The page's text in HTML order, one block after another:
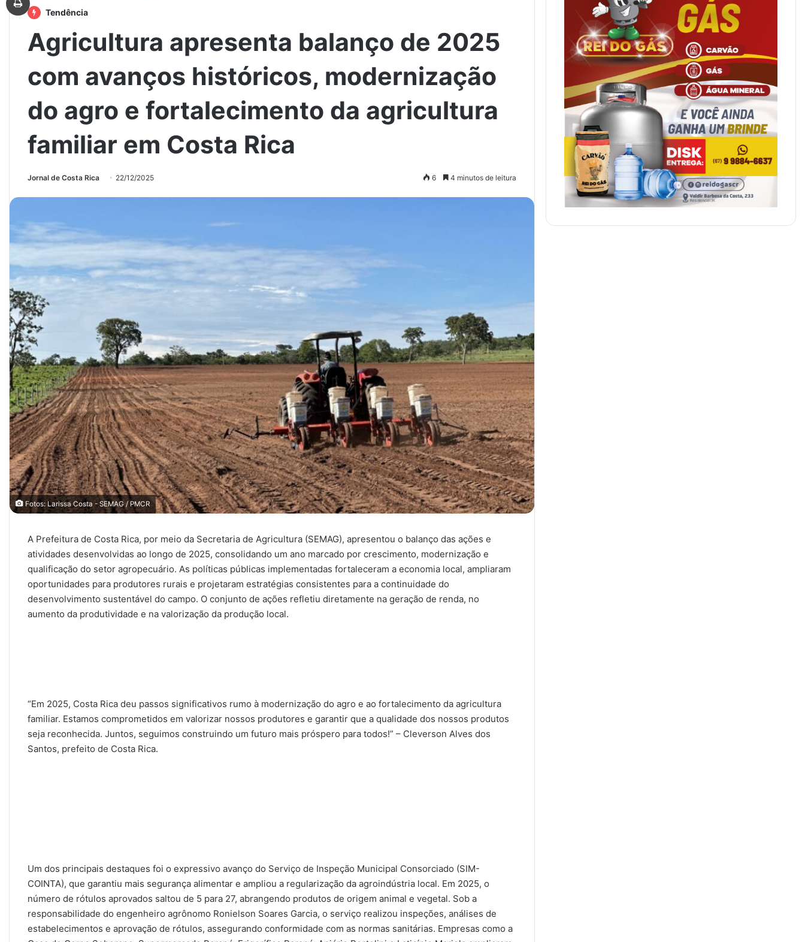
Tendência
Agricultura apresenta balanço de 2025
com avanços históricos, modernização
do agro e fortalecimento da agricultura
familiar em Costa Rica
Jornal de Costa Rica 22/12/2025 6 4 minutos de leitura
Fotos: Larissa Costa - SEMAG / PMCR
A Prefeitura de Costa Rica, por meio da Secretaria de Agricultura (SEMAG), apresentou o balanço das ações e
atividades desenvolvidas ao longo de 2025, consolidando um ano marcado por crescimento, modernização e
qualificação do setor agropecuário. As políticas públicas implementadas fortaleceram a economia local, ampliaram
oportunidades para produtores rurais e projetaram estratégias consistentes para a continuidade do
desenvolvimento sustentável do campo. O conjunto de ações refletiu diretamente na geração de renda, no
aumento da produtividade e na valorização da produção local.
“Em 2025, Costa Rica deu passos significativos rumo à modernização do agro e ao fortalecimento da agricultura
familiar. Estamos comprometidos em valorizar nossos produtores e garantir que a qualidade dos nossos produtos
seja reconhecida. Juntos, seguimos construindo um futuro mais próspero para todos!” – Cleverson Alves dos
Santos, prefeito de Costa Rica.
Um dos principais destaques foi o expressivo avanço do Serviço de Inspeção Municipal Consorciado (SIM-
COINTA), que garantiu mais segurança alimentar e ampliou a regularização da agroindústria local. Em 2025, o
número de rótulos aprovados saltou de 5 para 27, abrangendo produtos de origem animal e vegetal. Sob a
responsabilidade do engenheiro agrônomo Ronielson Soares Garcia, o serviço realizou inspeções, análises de
estabelecimentos e aprovação de rótulos, assegurando conformidade com as normas sanitárias. Empresas como a